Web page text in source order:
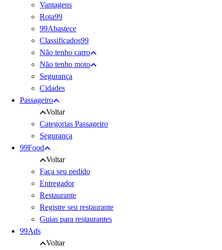
Vantagens
Rota99
99Abastece
Classificados99
Não tenho carro
Não tenho moto
Segurança
Cidades
Passageiro
Voltar
Categorias Passageiro
Segurança
99Food
Voltar
Faça seu pedido
Entregador
Restaurante
Registre seu restaurante
Guias para restaurantes
99Ads
Voltar